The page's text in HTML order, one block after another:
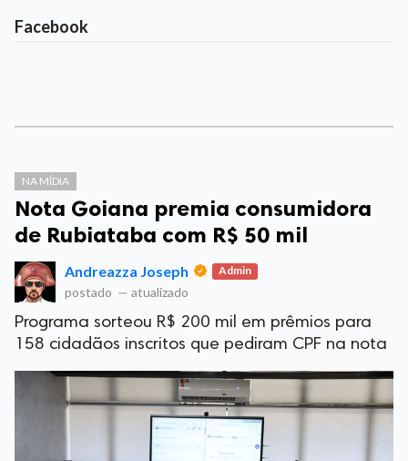
Facebook
NA MÍDIA
Nota Goiana premia consumidora
de Rubiataba com R$ 50 mil
Andreazza Joseph Admin
postado — atualizado
Programa sorteou R$ 200 mil em prêmios para
158 cidadãos inscritos que pediram CPF na nota